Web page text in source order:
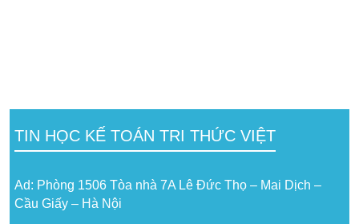
TIN HỌC KẾ TOÁN TRI THỨC VIỆT
Ad: Phòng 1506 Tòa nhà 7A Lê Đức Thọ – Mai Dịch –
Cầu Giấy – Hà Nội